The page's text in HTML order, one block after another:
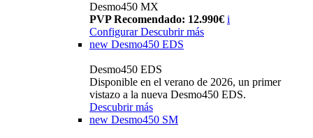
Desmo450 MX
PVP Recomendado: 12.990€ i
Configurar Descubrir más
new Desmo450 EDS
Desmo450 EDS
Disponible en el verano de 2026, un primer
vistazo a la nueva Desmo450 EDS.
Descubrir más
new Desmo450 SM